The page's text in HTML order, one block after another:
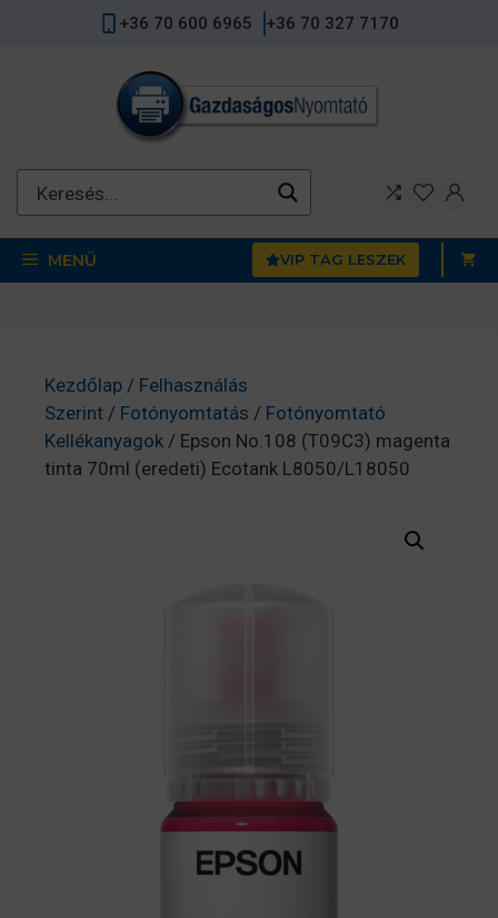
+36 70 600 6965 +36 70 327 7170
MENÜ VIP TAG LESZEK
Kezdőlap / Felhasználás
Szerint / Fotónyomtatás / Fotónyomtató
Kellékanyagok / Epson No.108 (T09C3) magenta
tinta 70ml (eredeti) Ecotank L8050/L18050